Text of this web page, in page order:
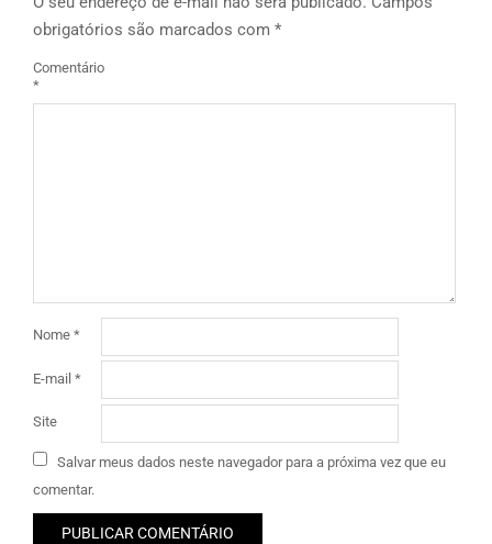
obrigatórios são marcados com *
Comentário
*
Nome *
E-mail *
Site
Salvar meus dados neste navegador para a próxima vez que eu
comentar.